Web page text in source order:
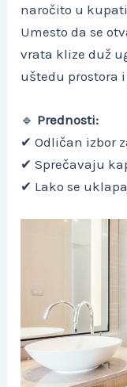
naročito u
Umesto da se
vrata klize duž
uštedu prostora
🔹 Prednosti:
✔ Odličan izbor
✔ Sprečavaju
✔ Lako se